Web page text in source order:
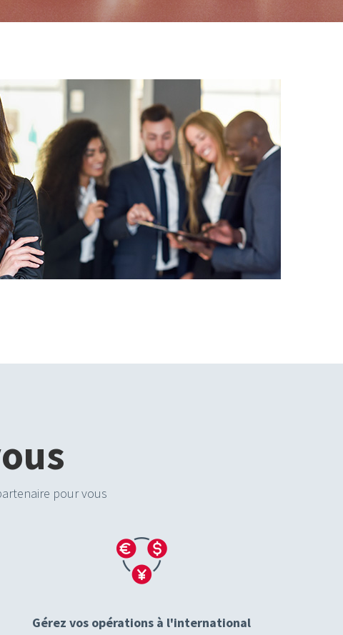
pour vous
Gérez vos opérations à l'international